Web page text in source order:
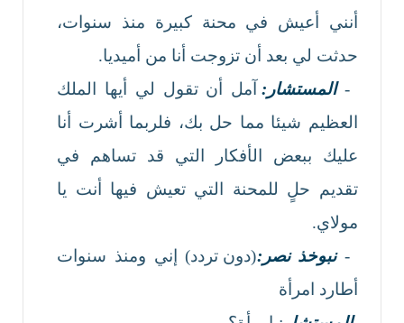
أنني أعيش في محنة كبيرة منذ سنوات،
حدثت لي بعد أن تزوجت أنا من أميديا.
-المستشار:آمل أن تقول لي أيها الملك
العظيم شيئا مما حل بك، فلربما أشرت أنا
عليك ببعض الأفكار التي قد تساهم في
تقديم حلٍ للمحنة التي تعيش فيها أنت يا
مولاي.
-نبوخذ نصر:(دون تردد) إني ومنذ سنوات
أطارد امرأة